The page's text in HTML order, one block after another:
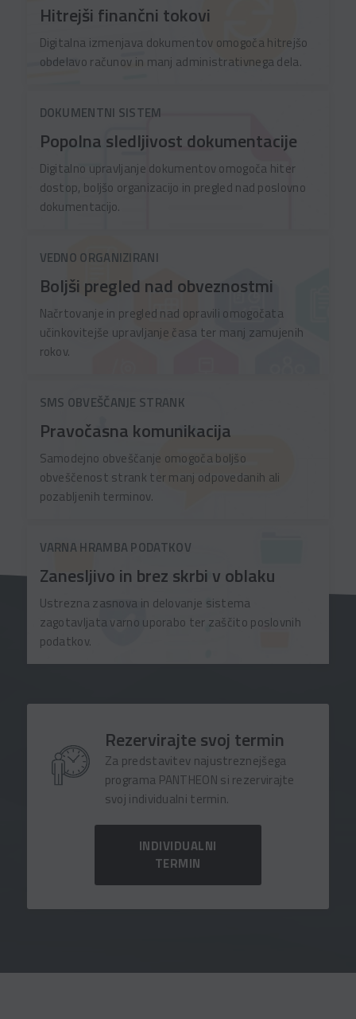
Hitrejši finančni tokovi
Digitalna izmenjava dokumentov omogoča hitrejšo
obdelavo računov in manj administrativnega dela.
DOKUMENTNI SISTEM
Popolna sledljivost dokumentacije
Digitalno upravljanje dokumentov omogoča hiter
dostop, boljšo organizacijo in pregled nad poslovno
dokumentacijo.
VEDNO ORGANIZIRANI
Boljši pregled nad obveznostmi
Načrtovanje in pregled nad opravili omogočata
učinkovitejše upravljanje časa ter manj zamujenih
rokov.
SMS OBVEŠČANJE STRANK
Pravočasna komunikacija
Samodejno obveščanje omogoča boljšo
obveščenost strank ter manj odpovedanih ali
pozabljenih terminov.
VARNA HRAMBA PODATKOV
Zanesljivo in brez skrbi v oblaku
Ustrezna zasnova in delovanje sistema
zagotavljata varno uporabo ter zaščito poslovnih
podatkov.
Rezervirajte svoj termin
Za predstavitev najustreznejšega
programa PANTHEON si rezervirajte
svoj individualni termin.
INDIVIDUALNI
TERMIN